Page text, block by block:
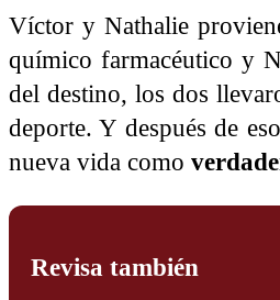
Víctor y Nathalie
químico farmacéutico y
del destino, los dos
deporte. Y después de
nueva vida como
Revisa también